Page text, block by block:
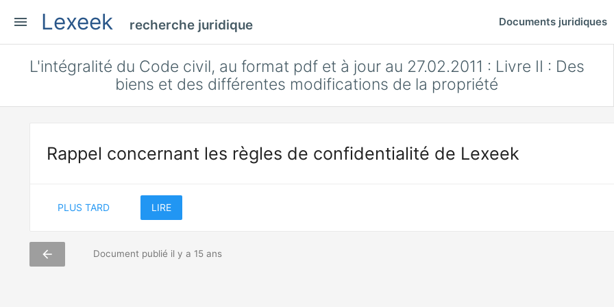
menu Lexeek recherche juridique Documents juridiques
L'intégralité du Code civil, au format pdf et à jour au 27.02.2011 : Livre II : Des
biens et des différentes modifications de la propriété
Rappel concernant les règles de confidentialité de Lexeek
PLUS TARD LIRE
arrow_back Document publié il y a 15 ans